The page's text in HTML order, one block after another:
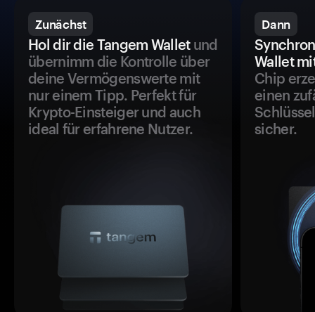
Zunächst
Hol dir die Tangem Walletund
übernimm die Kontrolle über
deine Vermögenswerte mit
nur einem Tipp. Perfekt für
Krypto-Einsteiger und auch
ideal für erfahrene Nutzer.
Dann
Wallet
Chip
einen
sicher.